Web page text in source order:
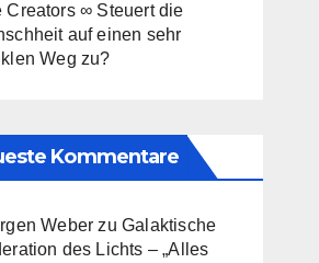
Creators ∞ Steuert die
auf einen sehr
Weg zu?
Kommentare
Weber zu Galaktische
des Lichts – „Alles